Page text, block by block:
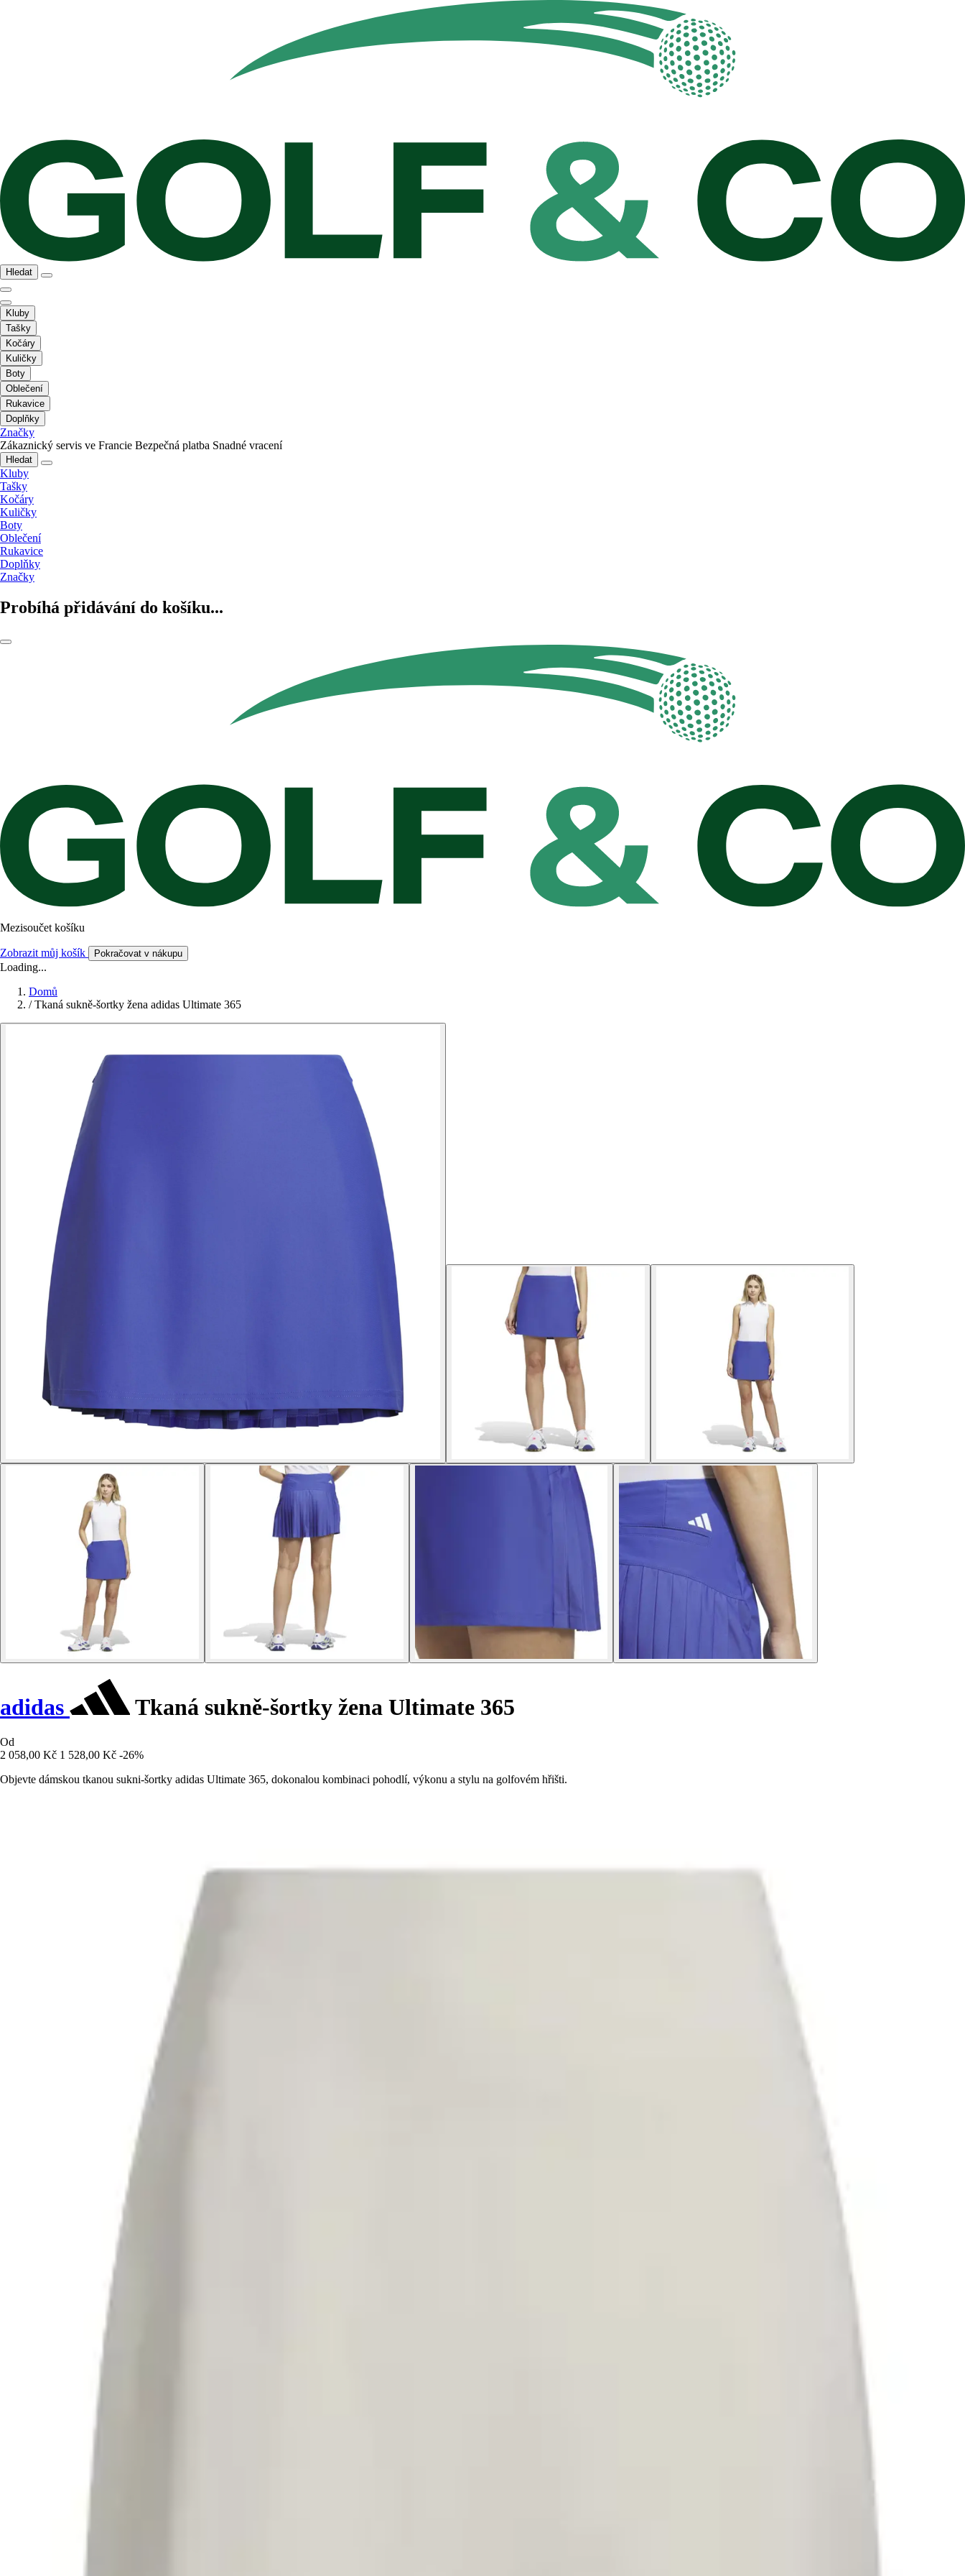
Hledat
Kluby
Tašky
Kočáry
Kuličky
Boty
Oblečení
Rukavice
Doplňky
Značky
Zákaznický servis ve Francie Bezpečná platba Snadné vracení
Hledat
Kluby
Tašky
Kočáry
Kuličky
Boty
Oblečení
Rukavice
Doplňky
Značky
Probíhá přidávání do košíku...
Mezisoučet košíku
Zobrazit můj košík Pokračovat v nákupu
Loading...
Domů
/ Tkaná sukně-šortky žena adidas Ultimate 365
adidas Tkaná sukně-šortky žena Ultimate 365
Od
2 058,00 Kč 1 528,00 Kč -26%
Objevte dámskou tkanou sukni-šortky adidas Ultimate 365, dokonalou kombinaci pohodlí, výkonu a stylu na golfovém hřišti.